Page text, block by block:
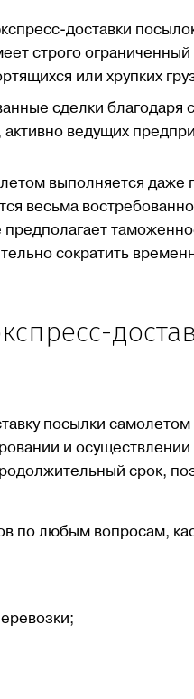
доставки
строго ограниченный
или хрупких
сделки благодаря
ведущих
выполняется даже
весьма
сократить
посылки
и
срок,
по любым вопросам,